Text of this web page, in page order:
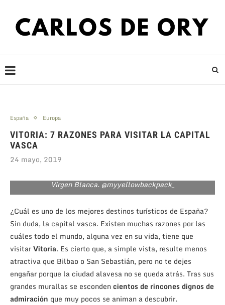
España Europa
VITORIA: 7 RAZONES PARA VISITAR LA CAPITAL
VASCA
24 mayo, 2019
Virgen Blanca. @myyellowbackpack_
¿Cuál es uno de los mejores destinos turísticos de España?
Sin duda, la capital vasca. Existen muchas razones por las
cuáles todo el mundo, alguna vez en su vida, tiene que
visitarVitoria. Es cierto que, a simple vista, resulte menos
atractiva que Bilbao o San Sebastián, pero no te dejes
engañar porque la ciudad alavesa no se queda atrás. Tras sus
grandes murallas se escondencientos de rincones dignos de
admiración que muy pocos se animan a descubrir.